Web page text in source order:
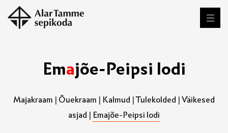
Emajõe-Peipsi lodi
Majakraam | Õuekraam | Kalmud |Tulekolded |Väikesed
asjad | Emajõe-Peipsi lodi